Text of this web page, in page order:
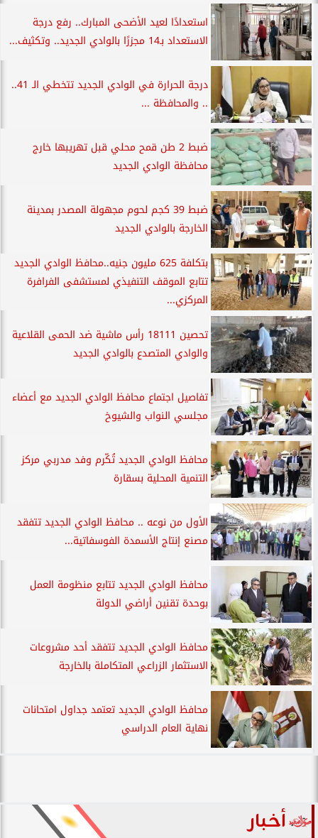
استعدادًا لعيد الأضحى المبارك.. رفع درجة
الاستعداد بـ14 مجزرًا بالوادي الجديد.. وتكثيف...
درجة الحرارة في الوادي الجديد تتخطي الـ 41..
.. والمحافظة ...
ضبط 2 طن قمح محلي قبل تهريبها خارج
محافظة الوادي الجديد
ضبط 39 كجم لحوم مجهولة المصدر بمدينة
الخارجة بالوادي الجديد
بتكلفة 625 مليون جنيه..محافظ الوادي الجديد
تتابع الموقف التنفيذي لمستشفى الفرافرة
المركزي...
تحصين 18111 رأس ماشية ضد الحمى القلاعية
والوادي المتصدع بالوادي الجديد
تفاصيل اجتماع محافظ الوادي الجديد مع أعضاء
مجلسي النواب والشيوخ
محافظ الوادي الجديد تُكّرم وفد مدربي مركز
التنمية المحلية بسقارة
الأول من نوعه .. محافظ الوادي الجديد تتفقد
مصنع إنتاج الأسمدة الفوسفاتية...
محافظ الوادي الجديد تتابع منظومة العمل
بوحدة تقنين أراضي الدولة
محافظ الوادي الجديد تتفقد أحد مشروعات
الاستثمار الزراعي المتكاملة بالخارجة
محافظ الوادي الجديد تعتمد جداول امتحانات
نهاية العام الدراسي
أخبار